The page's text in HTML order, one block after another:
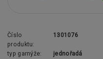
Číslo
produktu:
1301076
typ garnýže:
jednořadá